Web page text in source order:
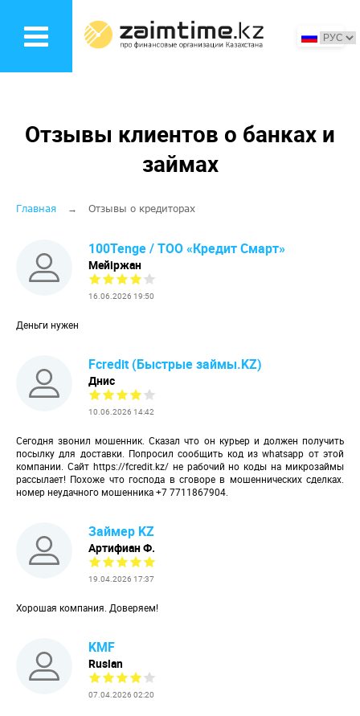
основному
Отзывы клиентов о банках и
займах
Строка
навигации
Главная Отзывы о кредиторах
100Tenge / ТОО «Кредит Смарт»
Мейіржан
16.06.2026 19:50
Деньги нужен
Fcredit (Быстрые займы.KZ)
Днис
10.06.2026 14:42
Сегодня звонил мошенник. Сказал что он курьер и должен получить
посылку для доставки. Попросил сообщить код из whatsapp от этой
компании. Сайт https://fcredit.kz/не рабочий но коды на микрозаймы
рассылает! Похоже что господа в сговоре в мошеннических сделках.
номер неудачного мошенника +7 7711867904.
Займер KZ
Артифиан Ф.
19.04.2026 17:37
Хорошая компания. Доверяем!
KMF
Ruslan
07.04.2026 02:20